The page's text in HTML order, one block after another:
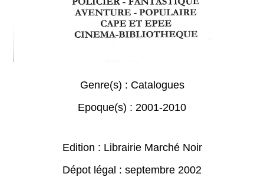
Genre(s) : Catalogues
Epoque(s) : 2001-2010
Edition : Librairie Marché Noir
Dépot légal : septembre 2002